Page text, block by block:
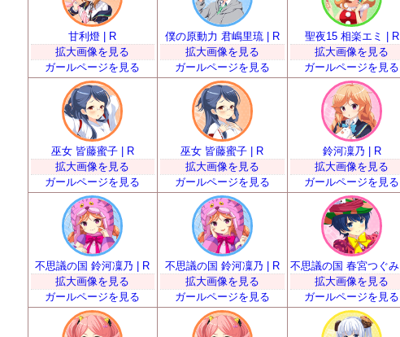
甘利燈 | R
拡大画像を見る
ガールページを見る
僕の原動力 君嶋里琉 | R
拡大画像を見る
ガールページを見る
聖夜15 相楽エミ | R
拡大画像を見る
ガールページを見る
巫女 皆藤蜜子 | R
拡大画像を見る
ガールページを見る
巫女 皆藤蜜子 | R
拡大画像を見る
ガールページを見る
鈴河凜乃 | R
拡大画像を見る
ガールページを見る
不思議の国 鈴河凜乃 | R
拡大画像を見る
ガールページを見る
不思議の国 鈴河凜乃 | R
拡大画像を見る
ガールページを見る
拡大画像を見る
ガールページを見る